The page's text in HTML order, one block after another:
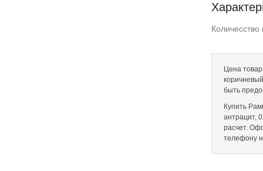
Цена
быть
Купить
антрацит,
расчет.
телефону